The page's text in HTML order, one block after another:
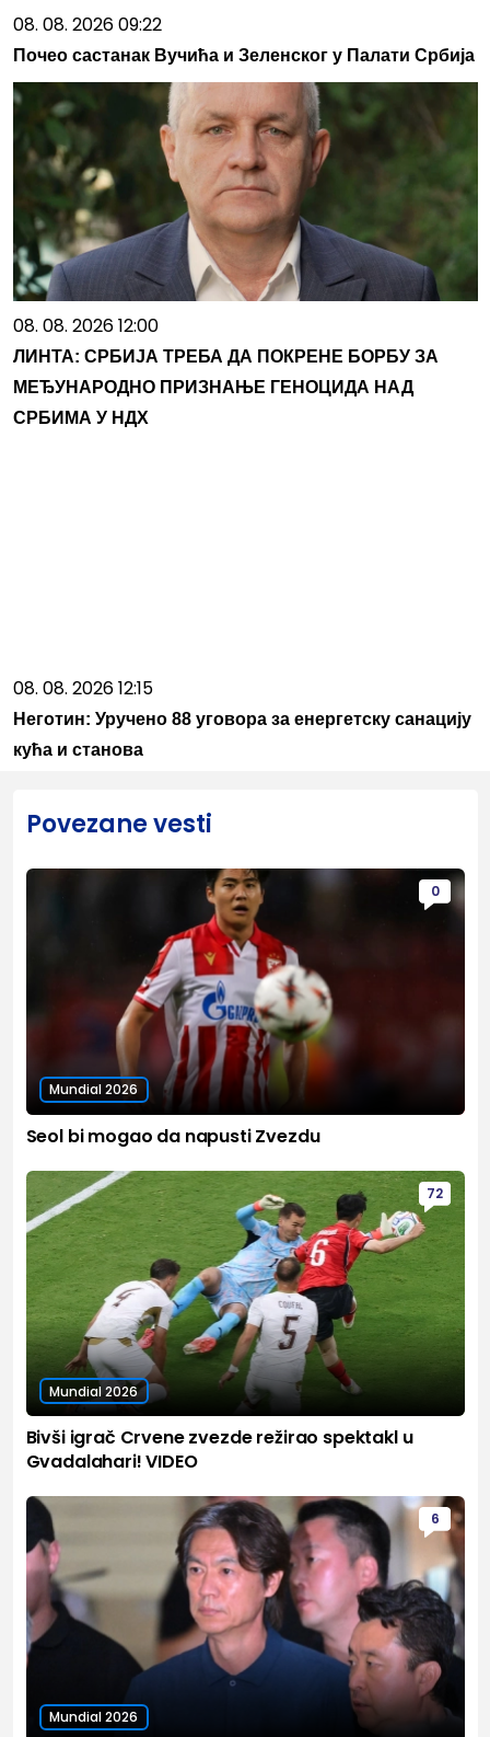
08. 08. 2026 09:22
Почео састанак Вучића и Зеленског у Палати Србија
08. 08. 2026 12:00
ЛИНТА: СРБИЈА ТРЕБА ДА ПОКРЕНЕ БОРБУ ЗА
МЕЂУНАРОДНО ПРИЗНАЊЕ ГЕНОЦИДА НАД
СРБИМА У НДХ
08. 08. 2026 12:15
Неготин: Уручено 88 уговора за енергетску санацију
кућа и станова
Povezane vesti
0
Mundial 2026
Seol bi mogao da napusti Zvezdu
72
Mundial 2026
Bivši igrač Crvene zvezde režirao spektakl u
Gvadalahari! VIDEO
6
Mundial 2026